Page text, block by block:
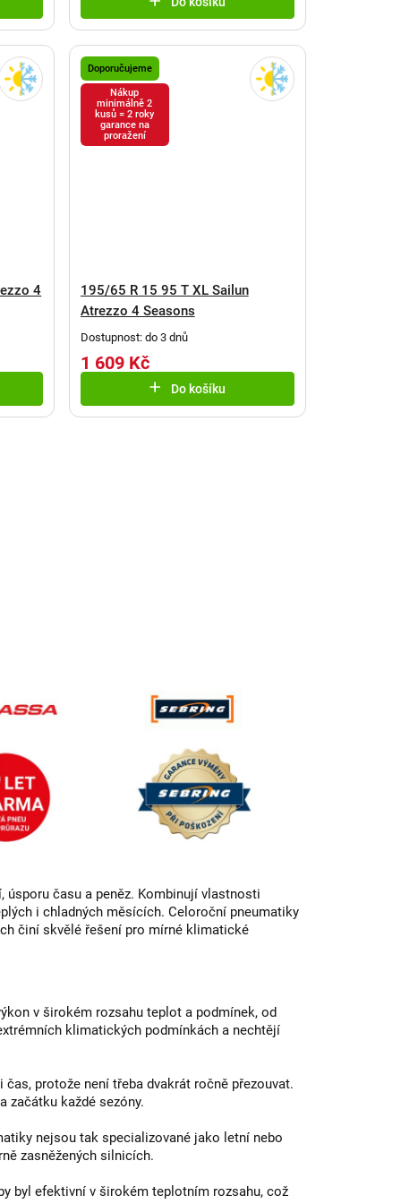
4
Doporučujeme
Nákup
minimálně 2
kusů = 2 roky
garance na
proražení
195/65 R 15 95 T XL Sailun
Atrezzo 4 Seasons
Dostupnost: do 3 dnů
1 609 Kč
Do košíku
času a peněz. Kombinují vlastnosti
i chladných měsících. Celoroční pneumatiky
činí skvělé řešení pro mírné klimatické
v širokém rozsahu teplot a podmínek, od
klimatických podmínkách a nechtějí
protože není třeba dvakrát ročně přezouvat.
začátku každé sezóny.
nejsou tak specializované jako letní nebo
zasněžených silnicích.
byl efektivní v širokém teplotním rozsahu, což